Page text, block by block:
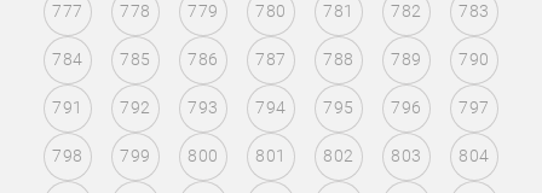
777 778 779 780 781 782 783
784 785 786 787 788 789 790
791 792 793 794 795 796 797
798 799 800 801 802 803 804